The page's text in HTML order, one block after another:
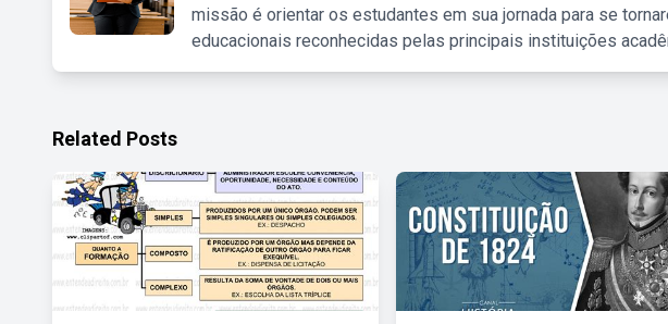
missão é orientar os estudantes em sua jornada para se
educacionais reconhecidas pelas principais instituições
Related Posts